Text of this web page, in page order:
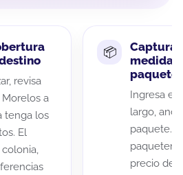
revisa
a
tenga los
El
Captura
medidas
paquete
Ingresa el
largo,
paquete.
precio de